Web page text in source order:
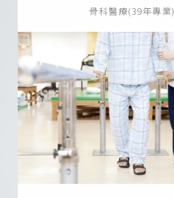
骨科醫療(39年專業)